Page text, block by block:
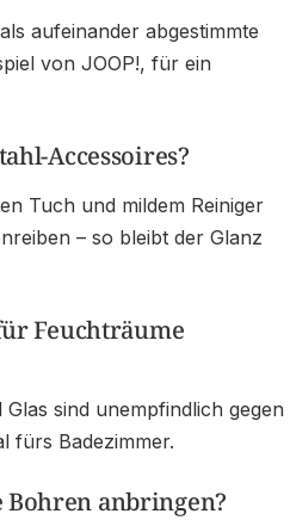
aufeinander abgestimmte
von JOOP!, für ein
Accessoires?
Tuch und mildem Reiniger
– so bleibt der Glanz
Feuchträume
sind unempfindlich gegen
fürs Badezimmer.
anbringen?